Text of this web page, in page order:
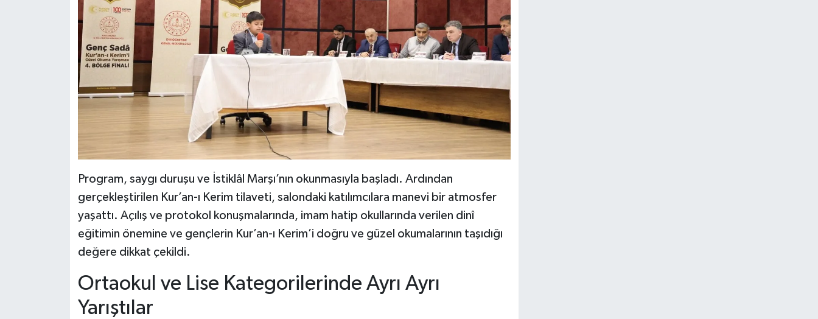
Program, saygı duruşu ve İstiklâl Marşı’nın okunmasıyla başladı. Ardından
gerçekleştirilen Kur’an-ı Kerim tilaveti, salondaki katılımcılara manevi bir atmosfer
yaşattı. Açılış ve protokol konuşmalarında, imam hatip okullarında verilen dinî
eğitimin önemine ve gençlerin Kur’an-ı Kerim’i doğru ve güzel okumalarının taşıdığı
değere dikkat çekildi.
Ortaokul ve Lise Kategorilerinde Ayrı Ayrı
Yarıştılar